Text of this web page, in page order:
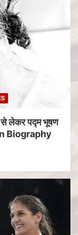
से लेकर पद्म भूषण
Biography